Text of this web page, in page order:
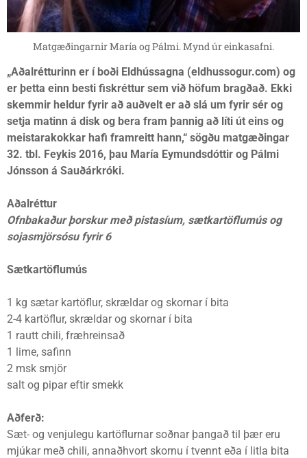
Matgæðingarnir María og Pálmi. Mynd úr einkasafni.
„Aðalrétturinn er í boði Eldhússagna (eldhussogur.com) og
er þetta einn besti fiskréttur sem við höfum bragðað. Ekki
skemmir heldur fyrir að auðvelt er að slá um fyrir sér og
setja matinn á disk og bera fram þannig að líti út eins og
meistarakokkar hafi framreitt hann,“ sögðu matgæðingar
32. tbl. Feykis 2016, þau María Eymundsdóttir og Pálmi
Jónsson á Sauðárkróki.
Aðalréttur
Ofnbakaður þorskur með pistasíum, sætkartöflumús og
sojasmjörsósu fyrir 6
Sætkartöflumús
1 kg sætar kartöflur, skrældar og skornar í bita
2-4 kartöflur, skrældar og skornar í bita
1 rautt chili, fræhreinsað
1 lime, safinn
2 msk smjör
salt og pipar eftir smekk
Aðferð:
Sæt- og venjulegu kartöflurnar soðnar þangað til þær eru
mjúkar með chili, annaðhvort skornu í tvennt eða í litla bita